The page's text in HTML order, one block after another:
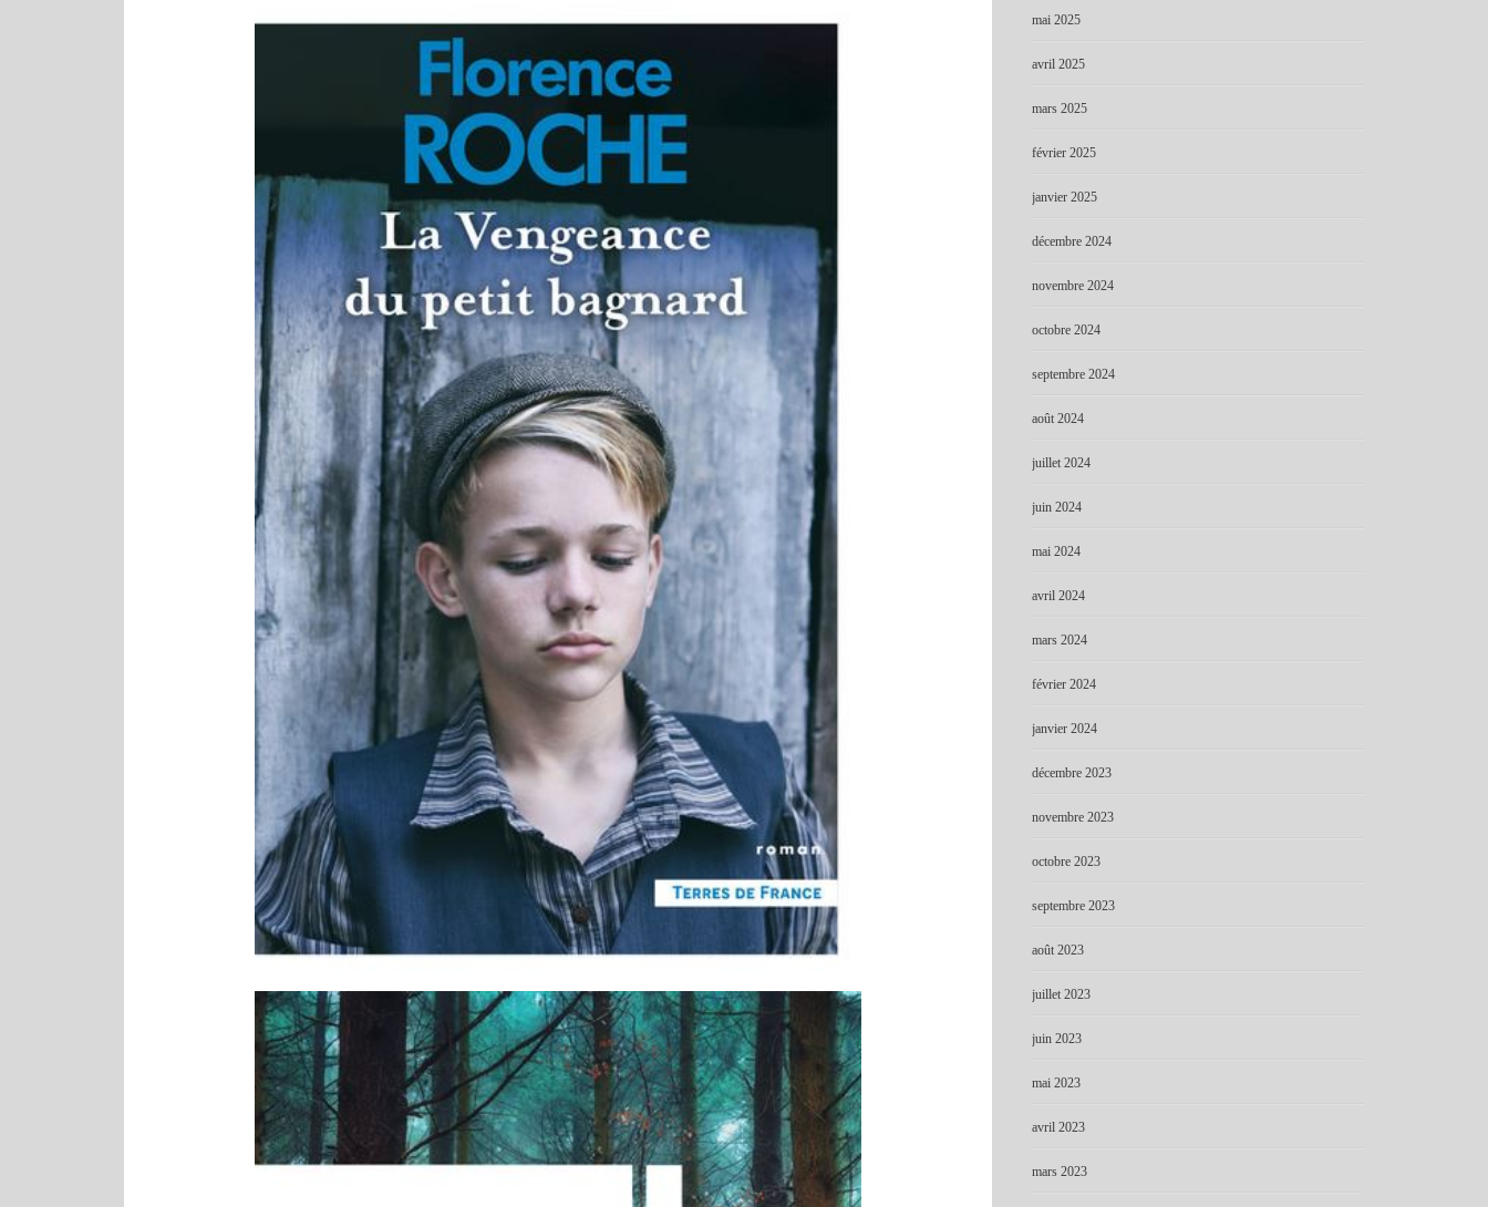
mai 2025
avril 2025
mars 2025
février 2025
janvier 2025
décembre 2024
novembre 2024
octobre 2024
septembre 2024
août 2024
juillet 2024
juin 2024
mai 2024
avril 2024
mars 2024
février 2024
janvier 2024
décembre 2023
novembre 2023
octobre 2023
septembre 2023
août 2023
juillet 2023
juin 2023
mai 2023
avril 2023
mars 2023